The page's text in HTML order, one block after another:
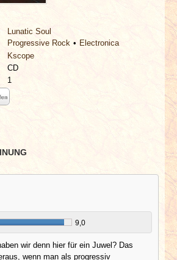
Lunatic Soul
Progressive Rock
Electronica
Kscope
CD
1
9,0
wir denn hier für ein Juwel? Das
wenn man als progressiv